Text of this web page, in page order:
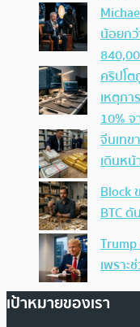
น้อยก
คริปโต
เหตุก
10%
จีนเท
เดินห
Block
BTC
เพราะ
เป้าหมายของเรา